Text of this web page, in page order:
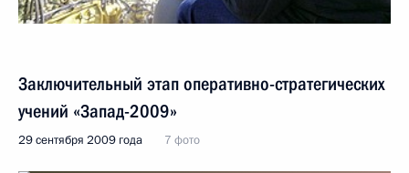
Заключительный этап оперативно-стратегических
учений «Запад-2009»
29 сентября 2009 года 7 фото